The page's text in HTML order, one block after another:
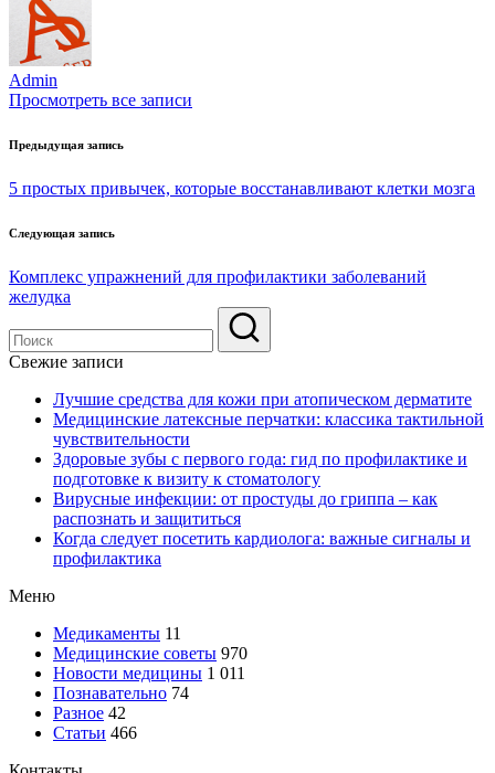
Admin
Просмотреть все записи
Навигация
по
Предыдущая запись
5 простых привычек, которые восстанавливают клетки мозга
Следующая запись
Комплекс упражнений для профилактики заболеваний
желудка
Свежие записи
Лучшие средства для кожи при атопическом дерматите
Медицинские латексные перчатки: классика тактильной
чувствительности
Здоровые зубы с первого года: гид по профилактике и
подготовке к визиту к стоматологу
Вирусные инфекции: от простуды до гриппа – как
распознать и защититься
Когда следует посетить кардиолога: важные сигналы и
профилактика
Меню
Медикаменты 11
Медицинские советы 970
Новости медицины 1 011
Познавательно 74
Разное 42
Статьи 466